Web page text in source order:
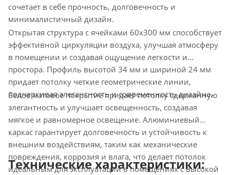
сочетает в себе прочность, долговечность и
минималистичный дизайн.
Открытая структура с ячейками 60x300 мм способствует
эффективной циркуляции воздуха, улучшая атмосферу
в помещении и создавая ощущение легкости и
простора. Профиль высотой 34 мм и шириной 24 мм
придает потолку четкие геометрические линии,
подчеркивая элегантность и современность дизайна.
Белое матовое покрытие придает потолку сдержанную
элегантность и улучшает освещенность, создавая
мягкое и равномерное освещение. Алюминиевый
каркас гарантирует долговечность и устойчивость к
внешним воздействиям, таким как механические
повреждения, коррозия и влага, что делает потолок
идеальным для эксплуатации в помещениях с высокой
Технические характеристики: